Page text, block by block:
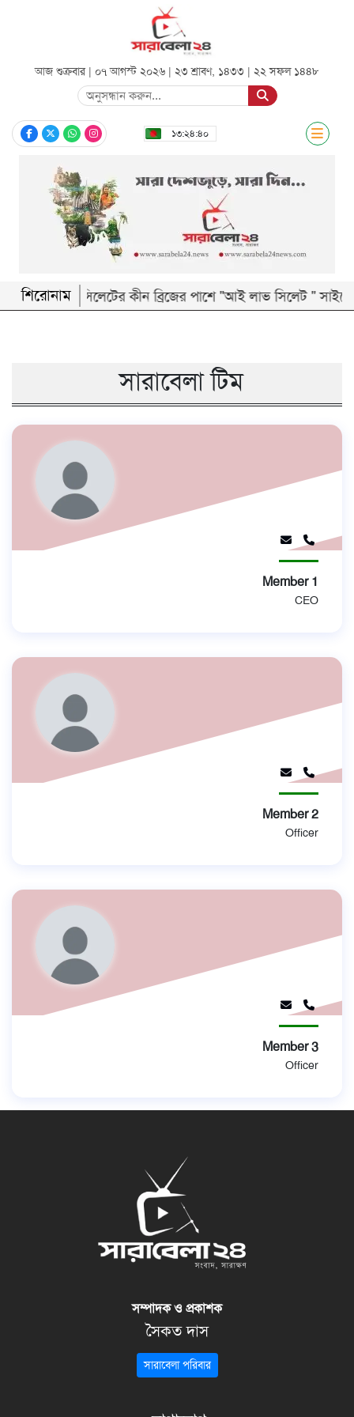
জাতীয়
রাজনীতি
অর্থনীতি
আন্তর্জাতিক
বিনোদন
প্রযুক্তি
প্রবাস
জীবনযাপন
ভিডিও
আজ শুক্রবার | ০৭ আগস্ট ২০২৬ | ২৩ শ্রাবণ, ১৪৩৩ | ২২ সফল ১৪৪৮
১৩:২৪:৪০
শিরোনাম ‎সিলেটের কীন ব্রিজের পাশে "আই লাভ সিলেট "
সারাবেলা টিম
Member 1
CEO
Member 2
Officer
Member 3
Officer
সম্পাদক ও প্রকাশক
সৈকত দাস
সারাবেলা পরিবার